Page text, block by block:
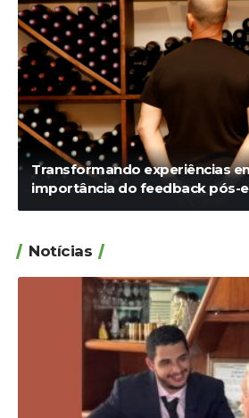
Transformando experiências
importância do feedback pós-
Notícias